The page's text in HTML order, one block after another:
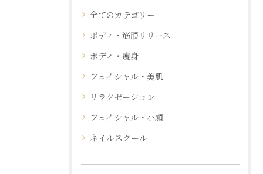
全てのカテゴリー
ボディ・筋膜リリース
ボディ・痩身
フェイシャル・美肌
リラクゼーション
フェイシャル・小顔
ネイルスクール